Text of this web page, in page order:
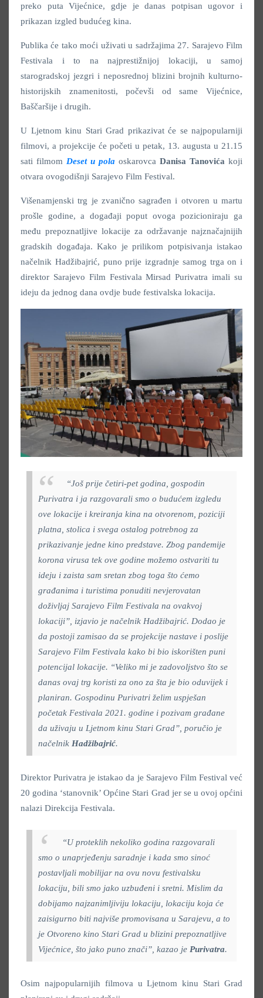
preko puta Vijećnice, gdje je danas potpisan ugovor i
prikazan izgled budućeg kina.
Publika će tako moći uživati u sadržajima 27. Sarajevo Film
Festivala i to na najprestižnijoj lokaciji, u samoj
starogradskoj jezgri i neposrednoj blizini brojnih kulturno-
historijskih znamenitosti, počevši od same Vijećnice,
Baščaršije i drugih.
U Ljetnom kinu Stari Grad prikazivat će se najpopularniji
filmovi, a projekcije će početi u petak, 13. augusta u 21.15
sati filmom Deset u pola oskarovca Danisa Tanovića koji
otvara ovogodišnji Sarajevo Film Festival.
Višenamjenski trg je zvanično sagrađen i otvoren u martu
prošle godine, a događaji poput ovoga pozicioniraju ga
među prepoznatljive lokacije za održavanje najznačajnijih
gradskih događaja. Kako je prilikom potpisivanja istakao
načelnik Hadžibajrić, puno prije izgradnje samog trga on i
direktor Sarajevo Film Festivala Mirsad Purivatra imali su
ideju da jednog dana ovdje bude festivalska lokacija.
“Još prije četiri-pet godina, gospodin
Purivatra i ja razgovarali smo o budućem izgledu
ove lokacije i kreiranja kina na otvorenom, poziciji
platna, stolica i svega ostalog potrebnog za
prikazivanje jedne kino predstave. Zbog pandemije
korona virusa tek ove godine možemo ostvariti tu
ideju i zaista sam sretan zbog toga što ćemo
građanima i turistima ponuditi nevjerovatan
doživljaj Sarajevo Film Festivala na ovakvoj
lokaciji”, izjavio je načelnik Hadžibajrić. Dodao je
da postoji zamisao da se projekcije nastave i poslije
Sarajevo Film Festivala kako bi bio iskorišten puni
potencijal lokacije. “Veliko mi je zadovoljstvo što se
danas ovaj trg koristi za ono za šta je bio oduvijek i
planiran. Gospodinu Purivatri želim uspješan
početak Festivala 2021. godine i pozivam građane
da uživaju u Ljetnom kinu Stari Grad”, poručio je
načelnik Hadžibajrić.
Direktor Purivatra je istakao da je Sarajevo Film Festival već
20 godina ‘stanovnik’ Općine Stari Grad jer se u ovoj općini
nalazi Direkcija Festivala.
“U proteklih nekoliko godina razgovarali
smo o unaprjeđenju saradnje i kada smo sinoć
postavljali mobilijar na ovu novu festivalsku
lokaciju, bili smo jako uzbuđeni i sretni. Mislim da
dobijamo najzanimljiviju lokaciju, lokaciju koja će
zaisigurno biti najviše promovisana u Sarajevu, a to
je Otvoreno kino Stari Grad u blizini prepoznatljive
Vijećnice, što jako puno znači”, kazao je Purivatra.
Osim najpopularnijih filmova u Ljetnom kinu Stari Grad